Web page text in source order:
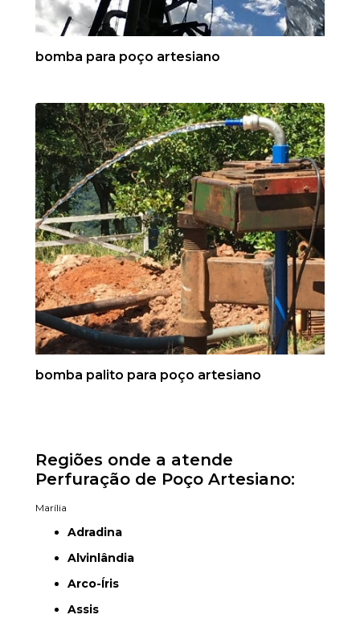
bomba para poço artesiano
bomba palito para poço artesiano
Regiões onde a atende
Perfuração de Poço Artesiano:
Marília
Adradina
Alvinlândia
Arco-Íris
Assis